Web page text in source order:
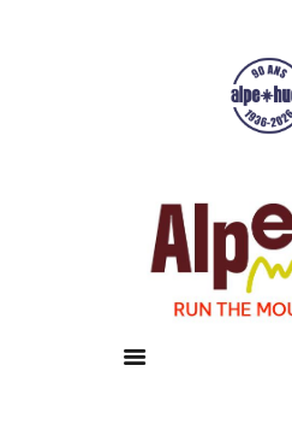
Résultats
Galerie
Infos pratiques